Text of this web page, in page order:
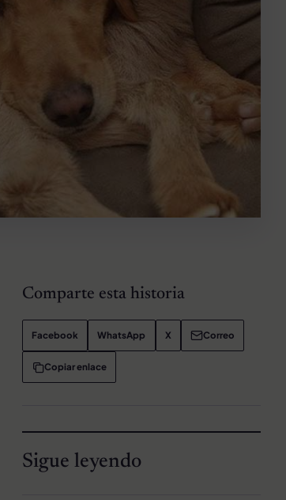
Comparte esta historia
Facebook WhatsApp X Correo
Copiar enlace
Sigue leyendo